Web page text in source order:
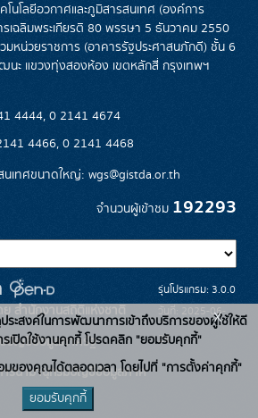
นโลยีอวกาศและภูมิสารสนเทศ (องค์การ
เฉลิมพระเกียรติ 80 พรรษา 5 ธันวาคม 2550
มหน่วยราชการ (อาคารรัฐประศาสนภักดี) ชั้น 6
นะ แขวงทุ่งสองห้อง เขตหลักสี่ กรุงเทพฯ
4444, 0 2141 4674
4466, 0 2141 4468
เทศขนาดใหญ่: wgs@gistda.or.th
จำนวนผู้เข้าชม 192293
ย สำนักงานสถิติแห่งชาติ
บัญชีข้อมูลภาครัฐ
รนามานุกรมบัญชีข้อมูลภาค
รุ่นโปรแกรม: 3.0.0
วันที่: 2025-06-
26
ระสงค์ในการพัฒนาการเข้าถึงบริการของผู้ใช้ให้ดี
เปิดใช้งานคุกกี้ โปรดคลิก "ยอมรับคุกกี้"
ของคุณได้ตลอดเวลา โดยไปที่ "การตั้งค่าคุกกี้"
ยอมรับคุกกี้
x